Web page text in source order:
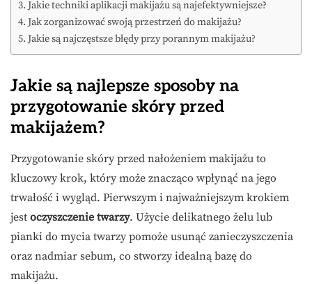
Jakie techniki aplikacji makijażu są najefektywniejsze?
Jak zorganizować swoją przestrzeń do makijażu?
Jakie są najczęstsze błędy przy porannym makijażu?
Jakie są najlepsze sposoby na
przygotowanie skóry przed
makijażem?
Przygotowanie skóry przed nałożeniem makijażu to
kluczowy krok, który może znacząco wpłynąć na jego
trwałość i wygląd. Pierwszym i najważniejszym krokiem
jest oczyszczenie twarzy. Użycie delikatnego żelu lub
pianki do mycia twarzy pomoże usunąć zanieczyszczenia
oraz nadmiar sebum, co stworzy idealną bazę do
makijażu.